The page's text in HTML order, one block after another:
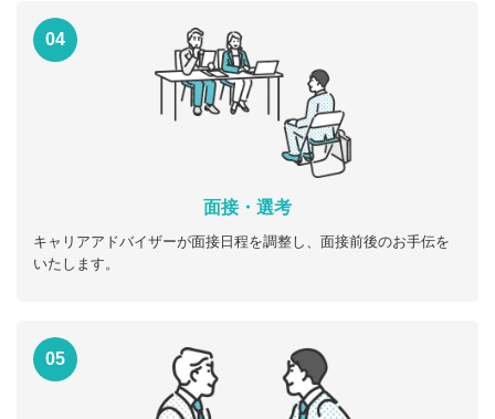
04
面接・選考
キャリアアドバイザーが面接日程を調整し、面接前後のお手伝を
いたします。
05